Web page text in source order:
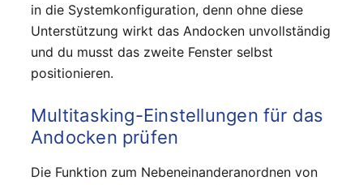
in die Systemkonfiguration, denn ohne diese
Unterstützung wirkt das Andocken unvollständig
und du musst das zweite Fenster selbst
positionieren.
Multitasking-Einstellungen für das
Andocken prüfen
Die Funktion zum Nebeneinanderanordnen von